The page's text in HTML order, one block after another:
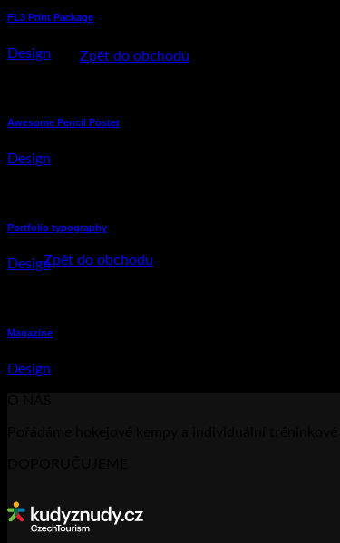
V košíku nic není.
Zpět do obchodu
Košík
V košíku nic není.
Zpět do obchodu
FL3 Print Package
Design
Awesome Pencil Poster
Design
Portfolio typography
Design
Magazine
Design